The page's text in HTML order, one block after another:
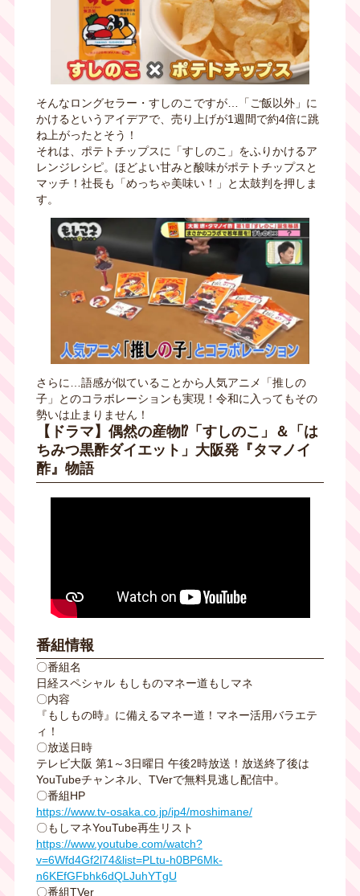
そんなロングセラー・すしのこですが…「ご飯以外」に
かけるというアイデアで、売り上げが1週間で約4倍に跳
ね上がったとそう！
それは、ポテトチップスに「すしのこ」をふりかけるア
レンジレシピ。ほどよい甘みと酸味がポテトチップスと
マッチ！社長も「めっちゃ美味い！」と太鼓判を押しま
す。
さらに…語感が似ていることから人気アニメ「推しの
子」とのコラボレーションも実現！令和に入ってもその
勢いは止まりません！
【ドラマ】偶然の産物⁉「すしのこ」＆「は
ちみつ黒酢ダイエット」大阪発『タマノイ
酢』物語
番組情報
〇番組名
日経スペシャル もしものマネー道もしマネ
〇内容
『もしもの時』に備えるマネー道！マネー活用バラエテ
ィ！
〇放送日時
テレビ大阪 第1～3日曜日 午後2時放送！放送終了後は
YouTubeチャンネル、TVerで無料見逃し配信中。
〇番組HP
https://www.tv-osaka.co.jp/ip4/moshimane/
〇もしマネYouTube再生リスト
https://www.youtube.com/watch?
v=6Wfd4Gf2l74&list=PLtu-h0BP6Mk-
n6KEfGFbhk6dQLJuhYTgU
〇番組TVer